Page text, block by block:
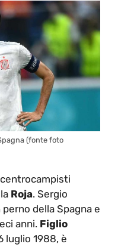
(fonte foto
Roja. Sergio
della Spagna e
anni. Figlio
luglio 1988, è